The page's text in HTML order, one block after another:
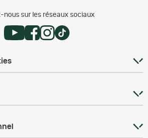
nous sur les réseaux sociaux